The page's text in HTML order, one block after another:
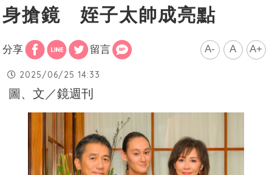
身搶鏡 姪子太帥成亮點
分享 留言 A- A A+
2025/06/25 14:33
圖、文／鏡週刊